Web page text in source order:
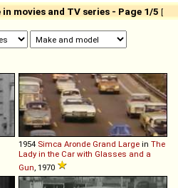
movies and TV series - Page 1/5 [
1954 Simca Aronde Grand Large in The
Lady in the Car with Glasses and a
Gun , 1970